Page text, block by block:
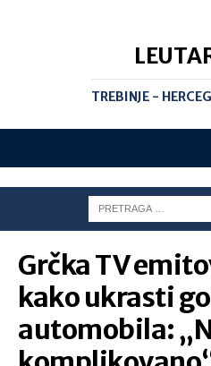
TREBINJE -
Grčka TV
kako ukrasti
automobila: